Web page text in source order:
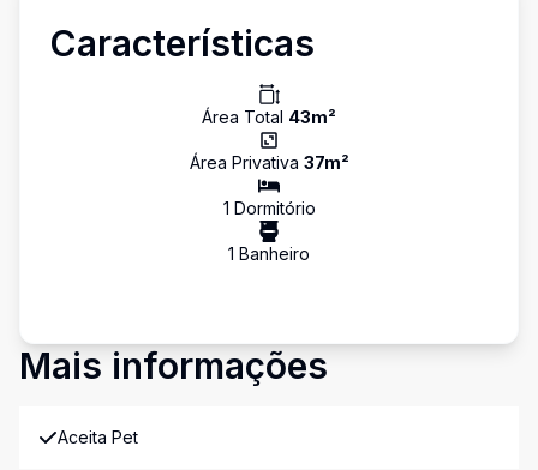
Características
Área Total 43m²
Área Privativa 37m²
1 Dormitório
1 Banheiro
Mais informações
Aceita Pet